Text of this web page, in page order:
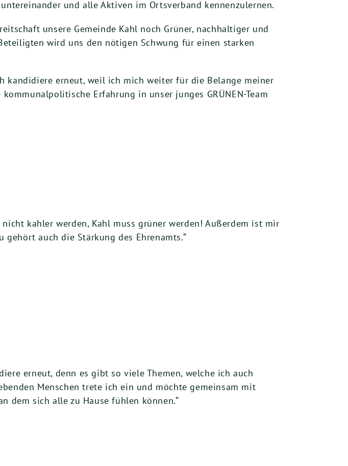
und alle Aktiven im Ortsverband kennenzulernen.
unsere Gemeinde Kahl noch Grüner, nachhaltiger und
wird uns den nötigen Schwung für einen starken
kandidiere erneut, weil ich mich weiter für die Belange meiner
Erfahrung in unser junges GRÜNEN-Team
kahler werden, Kahl muss grüner werden! Außerdem ist mir
gehört auch die Stärkung des Ehrenamts.“
erneut, denn es gibt so viele Themen, welche ich auch
Menschen trete ich ein und möchte gemeinsam mit
dem sich alle zu Hause fühlen können.“